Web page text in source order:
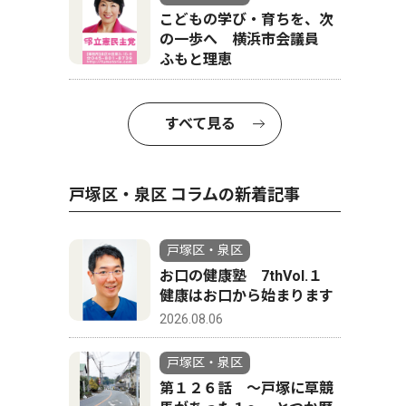
こどもの学び・育ちを、次
の一歩へ 横浜市会議員
ふもと理恵
すべて見る
戸塚区・泉区 コラムの新着記事
戸塚区・泉区
お口の健康塾 7thVol.１
健康はお口から始まります
2026.08.06
戸塚区・泉区
第１２６話 〜戸塚に草競